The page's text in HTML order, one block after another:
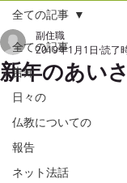
全ての記事
告知
日々の
仏教についての
報告
ネット法話
全ての記事
新年のあい
副住職
2019年1月1日 読了